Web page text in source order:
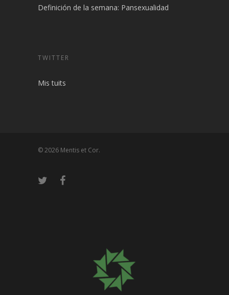
Definición de la semana: Pansexualidad
TWITTER
Mis tuits
© 2026 Mentis et Cor.